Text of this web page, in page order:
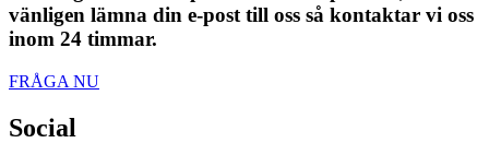
vänligen lämna din e-post till oss så kontaktar vi oss
inom 24 timmar.
FRÅGA NU
Social